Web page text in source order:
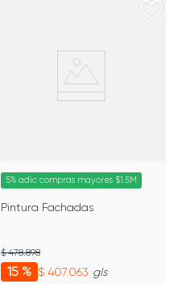
5% adic compras mayores $1.5M
Pintura Fachadas
15 % $ 407.063
$ 478.898
gls